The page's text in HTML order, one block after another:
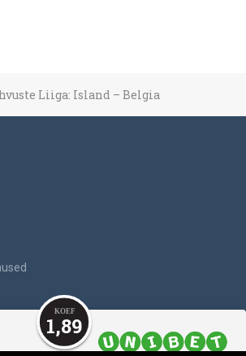
1,89
Liiga: Island – Belgia
Vastutustundlikult.